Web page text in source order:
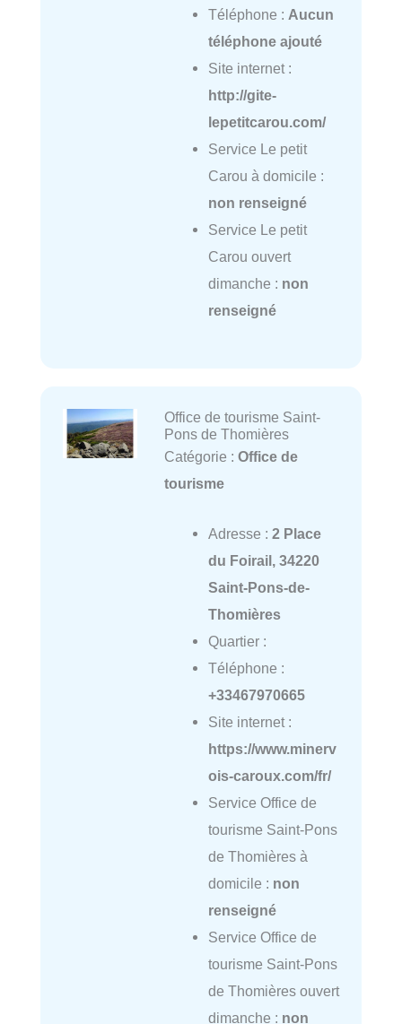
Téléphone : Aucun
téléphone ajouté
Site internet :
http://gite-
lepetitcarou.com/
Service Le petit
Carou à domicile :
non renseigné
Service Le petit
Carou ouvert
dimanche : non
renseigné
Office de tourisme Saint-
Pons de Thomières
Catégorie : Office de
tourisme
Adresse : 2 Place
du Foirail, 34220
Saint-Pons-de-
Thomières
Quartier :
Téléphone :
+33467970665
Site internet :
https://www.minerv
ois-caroux.com/fr/
Service Office de
tourisme Saint-Pons
de Thomières à
domicile : non
renseigné
Service Office de
tourisme Saint-Pons
de Thomières ouvert
dimanche : non